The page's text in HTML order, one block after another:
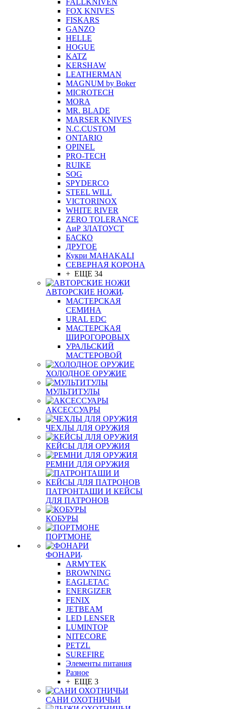
FALLKNIVEN
FOX KNIVES
FISKARS
GANZO
HELLE
HOGUE
KATZ
KERSHAW
LEATHERMAN
MAGNUM by Boker
MICROTECH
MORA
MR. BLADE
MARSER KNIVES
N.C.CUSTOM
ONTARIO
OPINEL
PRO-TECH
RUIKE
SOG
SPYDERCO
STEEL WILL
VICTORINOX
WHITE RIVER
ZERO TOLERANCE
АиР ЗЛАТОУСТ
БАСКО
ДРУГОЕ
Кукри MAHAKALI
СЕВЕРНАЯ КОРОНА
+ ЕЩЕ 34
АВТОРСКИЕ НОЖИ
МАСТЕРСКАЯ
СЕМИНА
URAL EDC
МАСТЕРСКАЯ
ШИРОГОРОВЫХ
УРАЛЬСКИЙ
МАСТЕРОВОЙ
ХОЛОДНОЕ ОРУЖИЕ
МУЛЬТИТУЛЫ
АКСЕССУАРЫ
ЧЕХЛЫ ДЛЯ ОРУЖИЯ
КЕЙСЫ ДЛЯ ОРУЖИЯ
РЕМНИ ДЛЯ ОРУЖИЯ
ПАТРОНТАШИ И КЕЙСЫ
ДЛЯ ПАТРОНОВ
КОБУРЫ
ПОРТМОНЕ
ФОНАРИ
ARMYTEK
BROWNING
EAGLETAC
ENERGIZER
FENIX
JETBEAM
LED LENSER
LUMINTOP
NITECORE
PETZL
SUREFIRE
Элементы питания
Разное
+ ЕЩЕ 3
САНИ ОХОТНИЧЬИ